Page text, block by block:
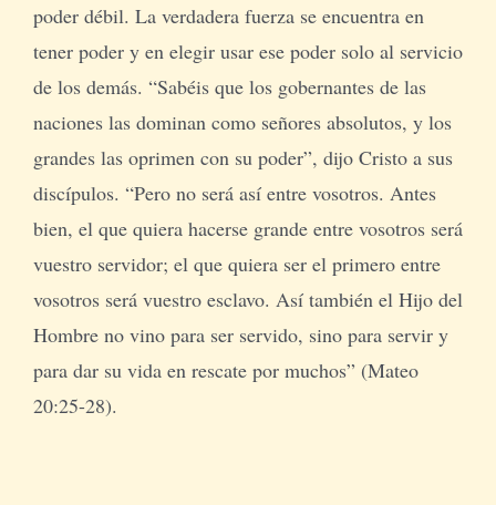
poder débil. La verdadera fuerza se encuentra en
tener poder y en elegir usar ese poder solo al servicio
de los demás. “Sabéis que los gobernantes de las
naciones las dominan como señores absolutos, y los
grandes las oprimen con su poder”, dijo Cristo a sus
discípulos. “Pero no será así entre vosotros. Antes
bien, el que quiera hacerse grande entre vosotros será
vuestro servidor; el que quiera ser el primero entre
vosotros será vuestro esclavo. Así también el Hijo del
Hombre no vino para ser servido, sino para servir y
para dar su vida en rescate por muchos” (Mateo
20:25-28).